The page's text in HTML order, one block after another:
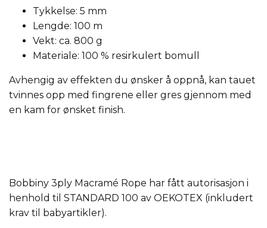
Tykkelse: 5 mm
Lengde: 100 m
Vekt: ca. 800 g
Materiale: 100 % resirkulert bomull
Avhengig av effekten du ønsker å oppnå, kan tauet
tvinnes opp med fingrene eller gres gjennom med
en kam for ønsket finish.
Bobbiny 3ply Macramé Rope har fått autorisasjon i
henhold til STANDARD 100 av OEKOTEX (inkludert
krav til babyartikler).